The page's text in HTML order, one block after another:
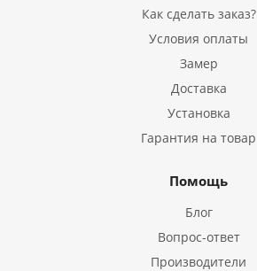
Как сделать заказ?
Условия оплаты
Замер
Доставка
Установка
Гарантия на товар
Помощь
Блог
Вопрос-ответ
Производители